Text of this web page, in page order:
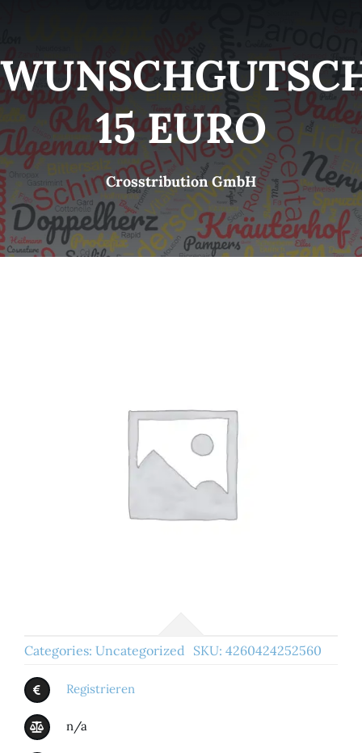
Brands
B2B-Shop
Kontakt
15 EURO
Crosstribution GmbH
Categories: Uncategorized SKU: 4260424252560
Registrieren
n/a